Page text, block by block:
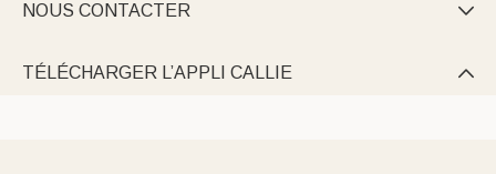
NOUS CONTACTER 
TÉLÉCHARGER L’APPLI CALLIE 